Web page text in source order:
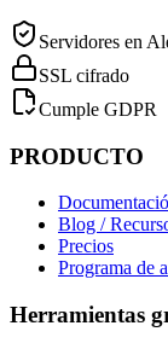
Servidores en
SSL cifrado
Cumple GDPR
PRODUCTO
Blog /
Precios
Programa de
Herramientas